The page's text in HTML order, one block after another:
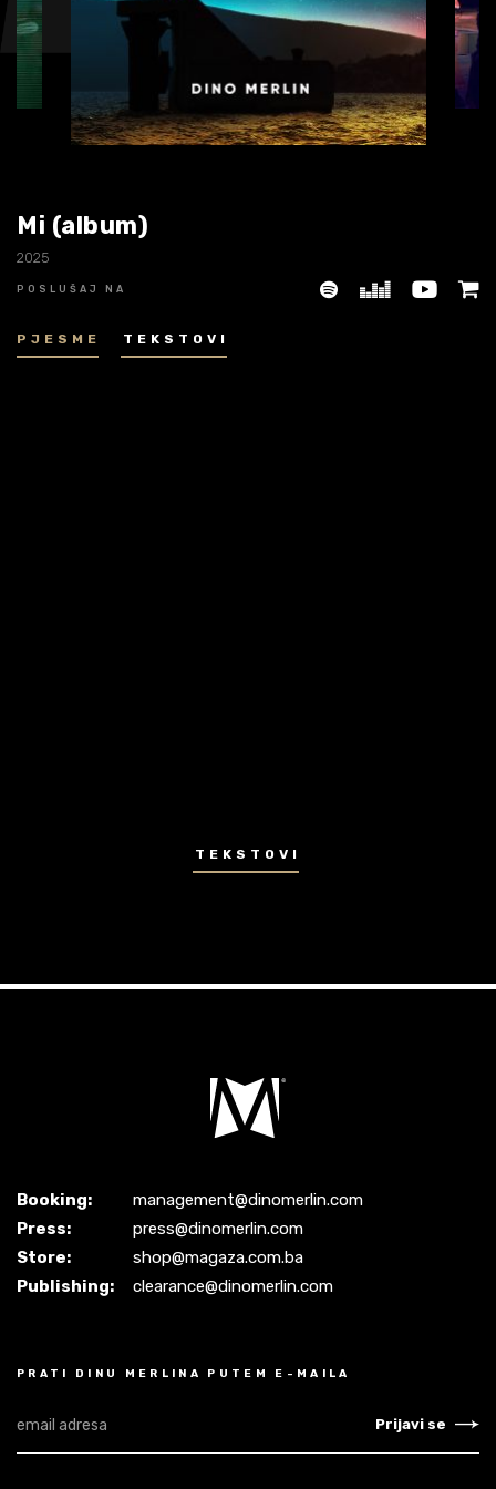
07/ Partneri
Kontakt
Mi (album)
2025
POSLUŠAJ NA
PJESME TEKSTOVI
TEKSTOVI
Booking:
management@dinomerlin.com
Press:
press@dinomerlin.com
Store:
shop@magaza.com.ba
Publishing:
clearance@dinomerlin.com
PRATI DINU MERLINA PUTEM E-MAILA
Prijavi se